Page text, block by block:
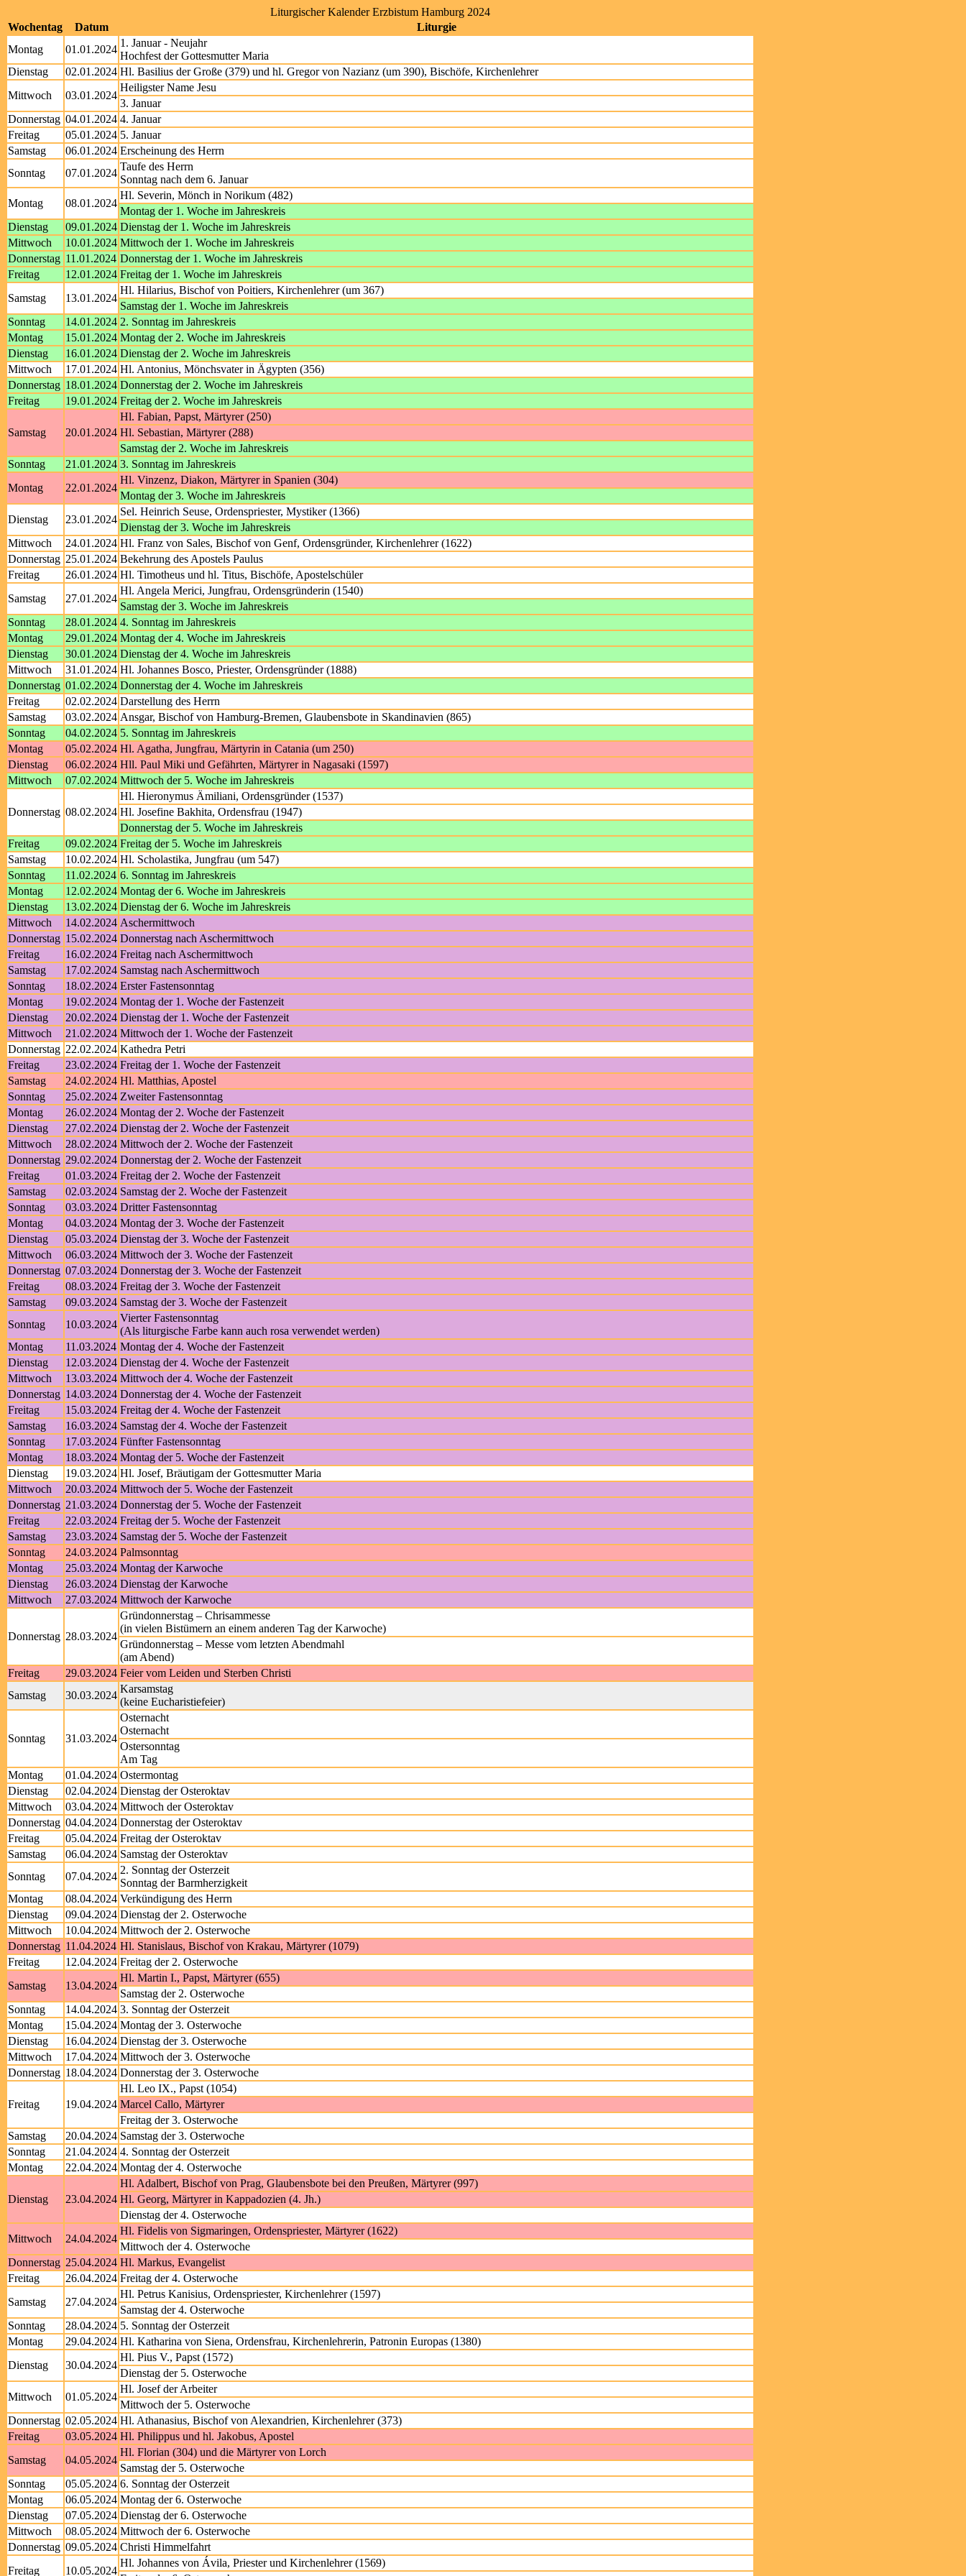
Liturgischer Kalender Erzbistum Hamburg 2024
Wochentag
Datum
Liturgie
Montag
01.01.2024
1. Januar - Neujahr
Hochfest der Gottesmutter Maria
Dienstag
02.01.2024 Hl. Basilius der Große (379) und hl. Gregor von Nazianz (um 390), Bischöfe, Kirchenlehrer
Mittwoch
03.01.2024
Heiligster Name Jesu
3. Januar
Donnerstag 04.01.2024 4. Januar
Freitag
05.01.2024 5. Januar
Samstag
06.01.2024 Erscheinung des Herrn
Sonntag
07.01.2024
Taufe des Herrn
Sonntag nach dem 6. Januar
Montag
08.01.2024
Hl. Severin, Mönch in Norikum (482)
Montag der 1. Woche im Jahreskreis
Dienstag
09.01.2024 Dienstag der 1. Woche im Jahreskreis
Mittwoch
10.01.2024 Mittwoch der 1. Woche im Jahreskreis
Donnerstag 11.01.2024 Donnerstag der 1. Woche im Jahreskreis
Freitag
12.01.2024 Freitag der 1. Woche im Jahreskreis
Samstag
13.01.2024
Hl. Hilarius, Bischof von Poitiers, Kirchenlehrer (um 367)
Samstag der 1. Woche im Jahreskreis
Sonntag
14.01.2024 2. Sonntag im Jahreskreis
Montag
15.01.2024 Montag der 2. Woche im Jahreskreis
Dienstag
16.01.2024 Dienstag der 2. Woche im Jahreskreis
Mittwoch
17.01.2024 Hl. Antonius, Mönchsvater in Ägypten (356)
Donnerstag 18.01.2024 Donnerstag der 2. Woche im Jahreskreis
Freitag
19.01.2024 Freitag der 2. Woche im Jahreskreis
Samstag 20.01.2024
Hl. Fabian, Papst, Märtyrer (250)
Hl. Sebastian, Märtyrer (288)
Samstag der 2. Woche im Jahreskreis
Sonntag
21.01.2024 3. Sonntag im Jahreskreis
Montag
22.01.2024
Hl. Vinzenz, Diakon, Märtyrer in Spanien (304)
Montag der 3. Woche im Jahreskreis
Dienstag
23.01.2024
Sel. Heinrich Seuse, Ordenspriester, Mystiker (1366)
Dienstag der 3. Woche im Jahreskreis
Mittwoch
24.01.2024 Hl. Franz von Sales, Bischof von Genf, Ordensgründer, Kirchenlehrer (1622)
Donnerstag 25.01.2024 Bekehrung des Apostels Paulus
Freitag
26.01.2024 Hl. Timotheus und hl. Titus, Bischöfe, Apostelschüler
Samstag
27.01.2024
Hl. Angela Merici, Jungfrau, Ordensgründerin (1540)
Samstag der 3. Woche im Jahreskreis
Sonntag
28.01.2024 4. Sonntag im Jahreskreis
Montag
29.01.2024 Montag der 4. Woche im Jahreskreis
Dienstag
30.01.2024 Dienstag der 4. Woche im Jahreskreis
Mittwoch
31.01.2024 Hl. Johannes Bosco, Priester, Ordensgründer (1888)
Donnerstag 01.02.2024 Donnerstag der 4. Woche im Jahreskreis
Freitag
02.02.2024 Darstellung des Herrn
Samstag
03.02.2024 Ansgar, Bischof von Hamburg-Bremen, Glaubensbote in Skandinavien (865)
Sonntag
04.02.2024 5. Sonntag im Jahreskreis
Montag
05.02.2024 Hl. Agatha, Jungfrau, Märtyrin in Catania (um 250)
Dienstag
06.02.2024 Hll. Paul Miki und Gefährten, Märtyrer in Nagasaki (1597)
Mittwoch
07.02.2024 Mittwoch der 5. Woche im Jahreskreis
Donnerstag 08.02.2024
Hl. Hieronymus Ämiliani, Ordensgründer (1537)
Hl. Josefine Bakhita, Ordensfrau (1947)
Donnerstag der 5. Woche im Jahreskreis
Freitag
09.02.2024 Freitag der 5. Woche im Jahreskreis
Samstag
10.02.2024 Hl. Scholastika, Jungfrau (um 547)
Sonntag
11.02.2024 6. Sonntag im Jahreskreis
Montag
12.02.2024 Montag der 6. Woche im Jahreskreis
Dienstag
13.02.2024 Dienstag der 6. Woche im Jahreskreis
Mittwoch
14.02.2024 Aschermittwoch
Donnerstag 15.02.2024 Donnerstag nach Aschermittwoch
Freitag
16.02.2024 Freitag nach Aschermittwoch
Samstag
17.02.2024 Samstag nach Aschermittwoch
Sonntag
18.02.2024 Erster Fastensonntag
Montag
19.02.2024 Montag der 1. Woche der Fastenzeit
Dienstag
20.02.2024 Dienstag der 1. Woche der Fastenzeit
Mittwoch
21.02.2024 Mittwoch der 1. Woche der Fastenzeit
Donnerstag 22.02.2024 Kathedra Petri
Freitag
23.02.2024 Freitag der 1. Woche der Fastenzeit
Samstag
24.02.2024 Hl. Matthias, Apostel
Sonntag
25.02.2024 Zweiter Fastensonntag
Montag
26.02.2024 Montag der 2. Woche der Fastenzeit
Dienstag
27.02.2024 Dienstag der 2. Woche der Fastenzeit
Mittwoch
28.02.2024 Mittwoch der 2. Woche der Fastenzeit
Donnerstag 29.02.2024 Donnerstag der 2. Woche der Fastenzeit
Freitag
01.03.2024 Freitag der 2. Woche der Fastenzeit
Samstag
02.03.2024 Samstag der 2. Woche der Fastenzeit
Sonntag
03.03.2024 Dritter Fastensonntag
Montag
04.03.2024 Montag der 3. Woche der Fastenzeit
Dienstag
05.03.2024 Dienstag der 3. Woche der Fastenzeit
Mittwoch
06.03.2024 Mittwoch der 3. Woche der Fastenzeit
Donnerstag 07.03.2024 Donnerstag der 3. Woche der Fastenzeit
Freitag
08.03.2024 Freitag der 3. Woche der Fastenzeit
Samstag
09.03.2024 Samstag der 3. Woche der Fastenzeit
Sonntag
10.03.2024
Vierter Fastensonntag
(Als liturgische Farbe kann auch rosa verwendet werden)
Montag
11.03.2024 Montag der 4. Woche der Fastenzeit
Dienstag
12.03.2024 Dienstag der 4. Woche der Fastenzeit
Mittwoch
13.03.2024 Mittwoch der 4. Woche der Fastenzeit
Donnerstag 14.03.2024 Donnerstag der 4. Woche der Fastenzeit
Freitag
15.03.2024 Freitag der 4. Woche der Fastenzeit
Samstag
16.03.2024 Samstag der 4. Woche der Fastenzeit
Sonntag
17.03.2024 Fünfter Fastensonntag
Montag
18.03.2024 Montag der 5. Woche der Fastenzeit
Dienstag
19.03.2024 Hl. Josef, Bräutigam der Gottesmutter Maria
Mittwoch
20.03.2024 Mittwoch der 5. Woche der Fastenzeit
Donnerstag 21.03.2024 Donnerstag der 5. Woche der Fastenzeit
Freitag
22.03.2024 Freitag der 5. Woche der Fastenzeit
Samstag
23.03.2024 Samstag der 5. Woche der Fastenzeit
Sonntag
24.03.2024 Palmsonntag
Montag
25.03.2024 Montag der Karwoche
Dienstag
26.03.2024 Dienstag der Karwoche
Mittwoch
27.03.2024 Mittwoch der Karwoche
Donnerstag 28.03.2024
Gründonnerstag – Chrisammesse
(in vielen Bistümern an einem anderen Tag der Karwoche)
Gründonnerstag – Messe vom letzten Abendmahl
(am Abend)
Freitag
29.03.2024 Feier vom Leiden und Sterben Christi
Samstag
30.03.2024
Karsamstag
(keine Eucharistiefeier)
Sonntag 31.03.2024
Osternacht
Osternacht
Ostersonntag
Am Tag
Montag
01.04.2024 Ostermontag
Dienstag
02.04.2024 Dienstag der Osteroktav
Mittwoch
03.04.2024 Mittwoch der Osteroktav
Donnerstag 04.04.2024 Donnerstag der Osteroktav
Freitag
05.04.2024 Freitag der Osteroktav
Samstag
06.04.2024 Samstag der Osteroktav
Sonntag
07.04.2024
2. Sonntag der Osterzeit
Sonntag der Barmherzigkeit
Montag
08.04.2024 Verkündigung des Herrn
Dienstag
09.04.2024 Dienstag der 2. Osterwoche
Mittwoch
10.04.2024 Mittwoch der 2. Osterwoche
Donnerstag 11.04.2024 Hl. Stanislaus, Bischof von Krakau, Märtyrer (1079)
Freitag
12.04.2024 Freitag der 2. Osterwoche
Samstag
13.04.2024
Hl. Martin I., Papst, Märtyrer (655)
Samstag der 2. Osterwoche
Sonntag
14.04.2024 3. Sonntag der Osterzeit
Montag
15.04.2024 Montag der 3. Osterwoche
Dienstag
16.04.2024 Dienstag der 3. Osterwoche
Mittwoch
17.04.2024 Mittwoch der 3. Osterwoche
Donnerstag 18.04.2024 Donnerstag der 3. Osterwoche
Freitag 19.04.2024
Hl. Leo IX., Papst (1054)
Marcel Callo, Märtyrer
Freitag der 3. Osterwoche
Samstag
20.04.2024 Samstag der 3. Osterwoche
Sonntag
21.04.2024 4. Sonntag der Osterzeit
Montag
22.04.2024 Montag der 4. Osterwoche
Dienstag 23.04.2024
Hl. Adalbert, Bischof von Prag, Glaubensbote bei den Preußen, Märtyrer (997)
Hl. Georg, Märtyrer in Kappadozien (4. Jh.)
Dienstag der 4. Osterwoche
Mittwoch
24.04.2024
Hl. Fidelis von Sigmaringen, Ordenspriester, Märtyrer (1622)
Mittwoch der 4. Osterwoche
Donnerstag 25.04.2024 Hl. Markus, Evangelist
Freitag
26.04.2024 Freitag der 4. Osterwoche
Samstag
27.04.2024
Hl. Petrus Kanisius, Ordenspriester, Kirchenlehrer (1597)
Samstag der 4. Osterwoche
Sonntag
28.04.2024 5. Sonntag der Osterzeit
Montag
29.04.2024 Hl. Katharina von Siena, Ordensfrau, Kirchenlehrerin, Patronin Europas (1380)
Dienstag
30.04.2024
Hl. Pius V., Papst (1572)
Dienstag der 5. Osterwoche
Mittwoch
01.05.2024
Hl. Josef der Arbeiter
Mittwoch der 5. Osterwoche
Donnerstag 02.05.2024 Hl. Athanasius, Bischof von Alexandrien, Kirchenlehrer (373)
Freitag
03.05.2024 Hl. Philippus und hl. Jakobus, Apostel
Samstag
04.05.2024
Hl. Florian (304) und die Märtyrer von Lorch
Samstag der 5. Osterwoche
Sonntag
05.05.2024 6. Sonntag der Osterzeit
Montag
06.05.2024 Montag der 6. Osterwoche
Dienstag
07.05.2024 Dienstag der 6. Osterwoche
Mittwoch
08.05.2024 Mittwoch der 6. Osterwoche
Donnerstag 09.05.2024 Christi Himmelfahrt
Freitag
10.05.2024
Hl. Johannes von Ávila, Priester und Kirchenlehrer (1569)